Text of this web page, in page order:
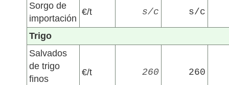
Sorgo de
importación
€/t s/c s/c
Trigo
Salvados
de trigo
finos
€/t 260 260